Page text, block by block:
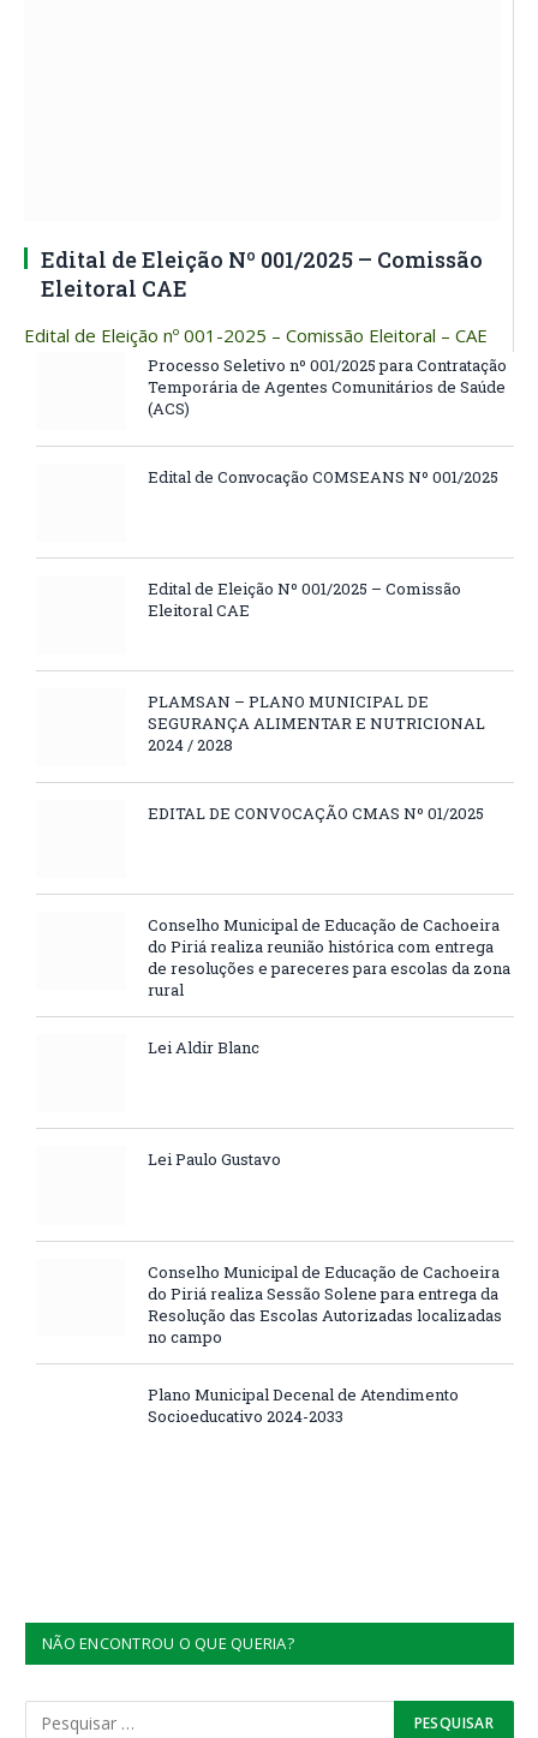
Edital de Eleição Nº 001/2025 – Comissão
Eleitoral CAE
Edital de Eleição nº 001-2025 – Comissão Eleitoral – CAE
Processo Seletivo nº 001/2025 para Contratação
Temporária de Agentes Comunitários de Saúde
(ACS)
Edital de Convocação COMSEANS Nº 001/2025
Edital de Eleição Nº 001/2025 – Comissão
Eleitoral CAE
PLAMSAN – PLANO MUNICIPAL DE
SEGURANÇA ALIMENTAR E NUTRICIONAL
2024 / 2028
EDITAL DE CONVOCAÇÃO CMAS Nº 01/2025
Conselho Municipal de Educação de Cachoeira
do Piriá realiza reunião histórica com entrega
de resoluções e pareceres para escolas da zona
rural
Lei Aldir Blanc
Lei Paulo Gustavo
Conselho Municipal de Educação de Cachoeira
do Piriá realiza Sessão Solene para entrega da
Resolução das Escolas Autorizadas localizadas
no campo
Plano Municipal Decenal de Atendimento
Socioeducativo 2024-2033
NÃO ENCONTROU O QUE QUERIA?